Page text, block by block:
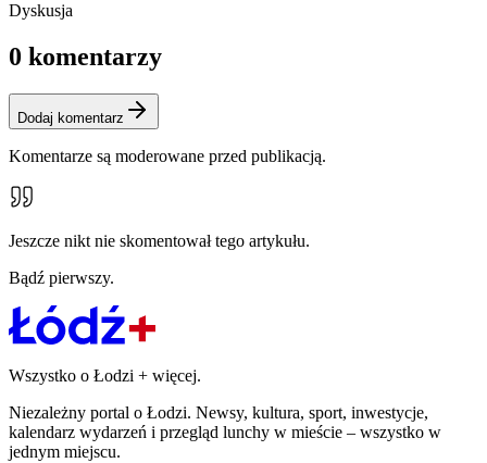
Dyskusja
0 komentarzy
Dodaj komentarz
Komentarze są moderowane przed publikacją.
Jeszcze nikt nie skomentował tego artykułu.
Bądź pierwszy.
Wszystko o Łodzi + więcej.
Niezależny portal o Łodzi. Newsy, kultura, sport, inwestycje,
kalendarz wydarzeń i przegląd lunchy w mieście – wszystko w
jednym miejscu.